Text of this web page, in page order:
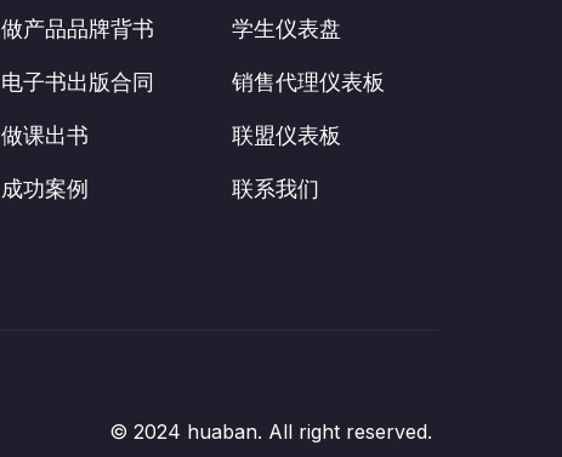
做产品品牌背书
电子书出版合同
做课出书
成功案例
学生仪表盘
销售代理仪表板
联盟仪表板
联系我们
© 2024 huaban. All right reserved.